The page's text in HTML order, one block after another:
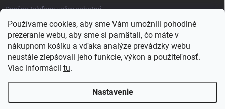
Používame cookies, aby sme Vám umožnili pohodlné
prezeranie webu, aby sme si pamätali, čo máte v
nákupnom košíku a vďaka analýze prevádzky webu
neustále zlepšovali jeho funkcie, výkon a použiteľnosť.
Viac informácií tu.
Nastavenie
Paní na telefonu velice ochotná